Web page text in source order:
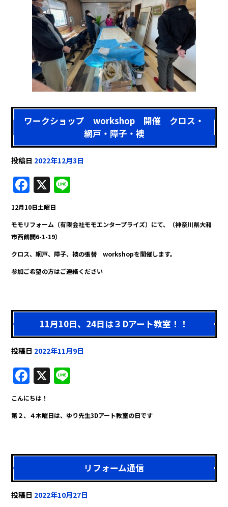
ワークショップ workshop 開催 クロス・
網戸・障子・襖
投稿日 2022年12月3日
F
a
c
e
b
o
o
X
e
12月10日土曜日
モモリフォーム（有限会社モモエンタープライズ）にて、（神奈川県大和
市西鶴間6-1-19）
クロス、網戸、障子、襖の張替 workshopを開催します。
参加ご希望の方はご連絡ください
11月10日、24日は３Dアート教室！！
投稿日 2022年11月9日
F
a
c
e
o
o
k
X
e
こんにちは！
第２、４木曜日は、ゆり先生3Dアート教室の日です
リフォーム通信
投稿日 2022年10月27日